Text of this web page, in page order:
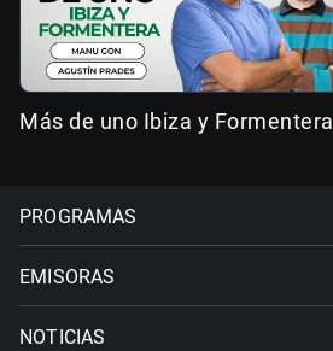
Más de uno Ibiza y Formentera
PROGRAMAS
EMISORAS
NOTICIAS